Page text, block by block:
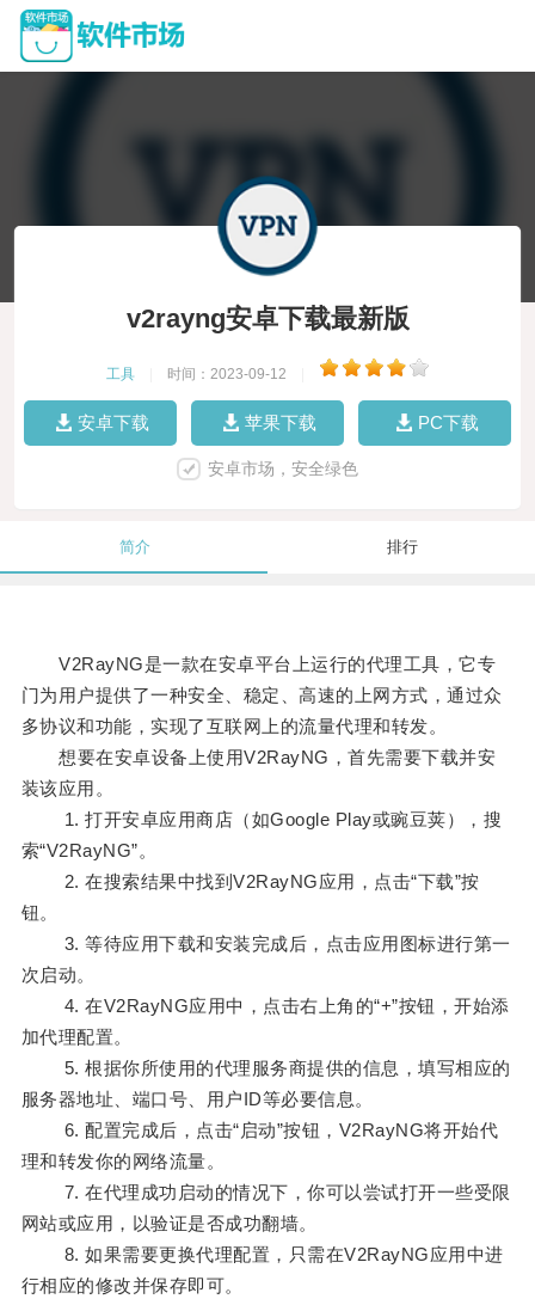
v2rayng安卓下载最新版
工具 时间：2023-09-12
安卓下载 苹果下载 PC下载
安卓市场，安全绿色
简介 排行
V2RayNG是一款在安卓平台上运行的代理工具，它专
门为用户提供了一种安全、稳定、高速的上网方式，通过众
多协议和功能，实现了互联网上的流量代理和转发。
想要在安卓设备上使用V2RayNG，首先需要下载并安
装该应用。
1. 打开安卓应用商店（如Google Play或豌豆荚），搜
索“V2RayNG”。
2. 在搜索结果中找到V2RayNG应用，点击“下载”按
钮。
3. 等待应用下载和安装完成后，点击应用图标进行第一
次启动。
4. 在V2RayNG应用中，点击右上角的“+”按钮，开始添
加代理配置。
5. 根据你所使用的代理服务商提供的信息，填写相应的
服务器地址、端口号、用户ID等必要信息。
6. 配置完成后，点击“启动”按钮，V2RayNG将开始代
理和转发你的网络流量。
7. 在代理成功启动的情况下，你可以尝试打开一些受限
网站或应用，以验证是否成功翻墙。
8. 如果需要更换代理配置，只需在V2RayNG应用中进
行相应的修改并保存即可。